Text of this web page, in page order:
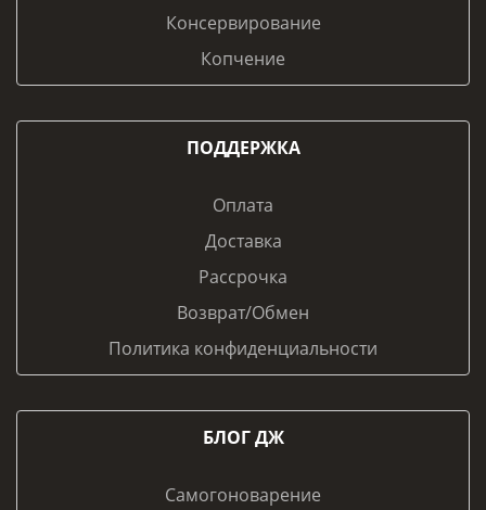
Консервирование
Копчение
ПОДДЕРЖКА
Оплата
Доставка
Рассрочка
Возврат/Обмен
Политика конфиденциальности
БЛОГ ДЖ
Самогоноварение